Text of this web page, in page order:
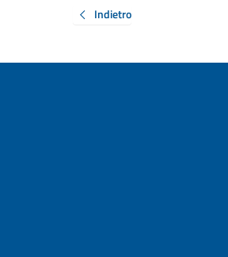
Indietro